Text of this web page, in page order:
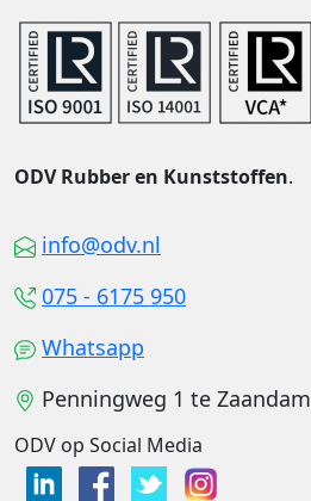
ODV Rubber en Kunststoffen.
info@odv.nl
075 - 6175 950
Whatsapp
Penningweg 1 te Zaandam
ODV op Social Media